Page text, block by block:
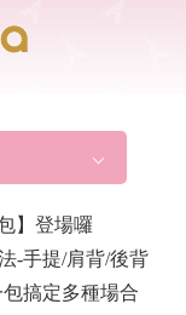
】登場囉
-手提/肩背/後背
搞定多種場合